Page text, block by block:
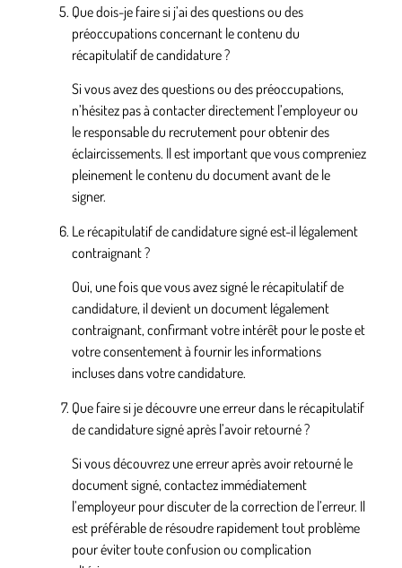
Que dois-je faire si j’ai des questions ou des
préoccupations concernant le contenu du
récapitulatif de candidature ?
Si vous avez des questions ou des préoccupations,
n’hésitez pas à contacter directement l’employeur ou
le responsable du recrutement pour obtenir des
éclaircissements. Il est important que vous compreniez
pleinement le contenu du document avant de le
signer.
Le récapitulatif de candidature signé est-il légalement
contraignant ?
Oui, une fois que vous avez signé le récapitulatif de
candidature, il devient un document légalement
contraignant, confirmant votre intérêt pour le poste et
votre consentement à fournir les informations
incluses dans votre candidature.
Que faire si je découvre une erreur dans le récapitulatif
de candidature signé après l’avoir retourné ?
Si vous découvrez une erreur après avoir retourné le
document signé, contactez immédiatement
l’employeur pour discuter de la correction de l’erreur. Il
est préférable de résoudre rapidement tout problème
pour éviter toute confusion ou complication